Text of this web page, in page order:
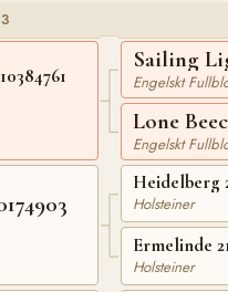
Sailing
Engelskt
Lone
Engelskt
Heidelberg
Holsteiner
Ermelinde
Holsteiner